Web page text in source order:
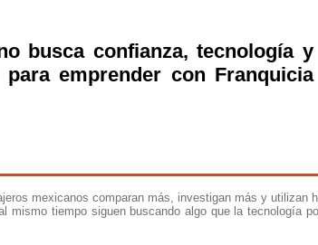
busca confianza, tecnología y
emprender con Franquicia
mexicanos comparan más, investigan más y utilizan
mismo tiempo siguen buscando algo que la tecnología